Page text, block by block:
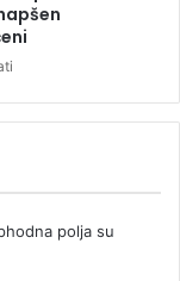
polja su